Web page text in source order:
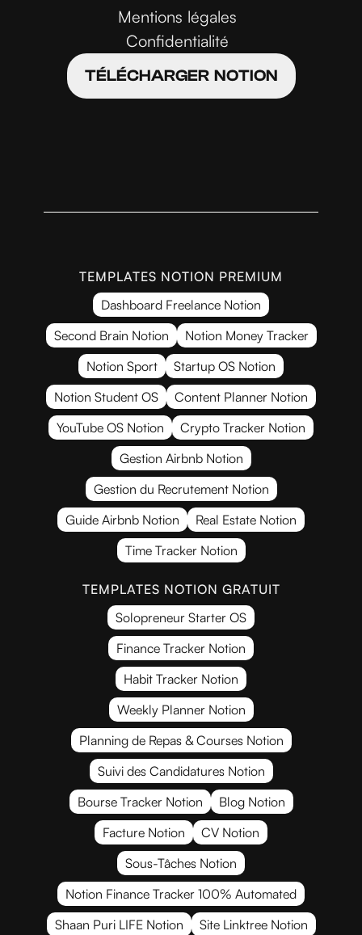
Mentions légales
Confidentialité
TÉLÉCHARGER NOTION
TEMPLATES NOTION PREMIUM
Dashboard Freelance Notion
Second Brain Notion
Notion Money Tracker
Notion Sport
Startup OS Notion
Notion Student OS
Content Planner Notion
YouTube OS Notion
Crypto Tracker Notion
Gestion Airbnb Notion
Gestion du Recrutement Notion
Guide Airbnb Notion
Real Estate Notion
Time Tracker Notion
TEMPLATES NOTION GRATUIT
Solopreneur Starter OS
Finance Tracker Notion
Habit Tracker Notion
Weekly Planner Notion
Planning de Repas & Courses Notion
Suivi des Candidatures Notion
Bourse Tracker Notion
Blog Notion
Facture Notion
CV Notion
Sous-Tâches Notion
Notion Finance Tracker 100% Automated
Shaan Puri LIFE Notion
Site Linktree Notion